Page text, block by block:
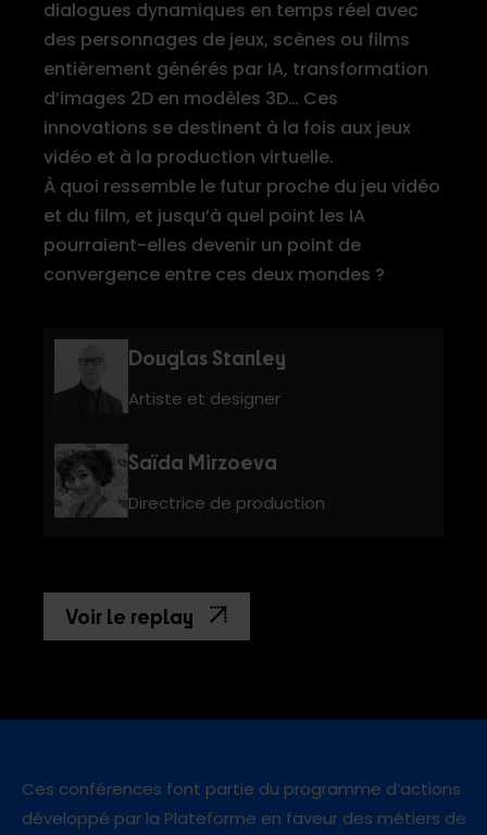
dialogues dynamiques en temps réel avec
des personnages de jeux, scènes ou films
entièrement générés par IA, transformation
d’images 2D en modèles 3D… Ces
innovations se destinent à la fois aux jeux
vidéo et à la production virtuelle.
À quoi ressemble le futur proche du jeu vidéo
et du film, et jusqu’à quel point les IA
pourraient-elles devenir un point de
convergence entre ces deux mondes ?
Douglas Stanley
Artiste et designer
Saïda Mirzoeva
Directrice de production
Voir le replay
Ces conférences font partie du programme d’actions
développé par la Plateforme en faveur des métiers de